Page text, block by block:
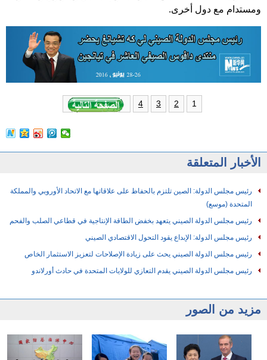
ومستدام مع دول أخرى.
1
2
3
4
الأخبار المتعلقة
رئيس مجلس الدولة: الصين تلتزم بالحفاظ على علاقاتها مع الاتحاد الأوروبي والمملكة
المتحدة (موسع)
رئيس مجلس الدولة الصيني يتعهد بخفض الطاقة الإنتاجية في قطاعي الصلب والفحم
رئيس مجلس الدولة: الإبداع يقود التحول الاقتصادي الصيني
رئيس مجلس الدولة الصيني يحث على زيادة الإصلاحات لتعزيز الاستثمار الخاص
رئيس مجلس الدولة الصيني يقدم التعازي للولايات المتحدة في حادث أورلاندو
مزيد من الصور